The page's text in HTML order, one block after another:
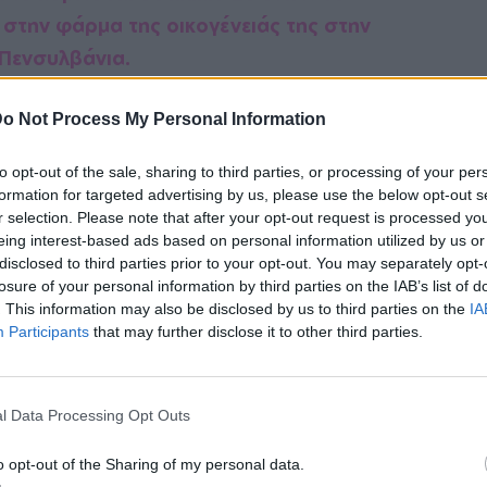
Not Process My Personal Information
opt-out of the sale, sharing to third parties, or processing of your
for targeted advertising by us, please use the below opt-out
selection. Please note that after your opt-out request is processed
interest-based ads based on personal information utilized by us
to third parties prior to your opt-out. You may separately
of your personal information by third parties on the IAB’s list of
This information may also be disclosed by us to third parties on the
Participants that may further disclose it to other third parties.
Data Processing Opt Outs
opt-out of the Sharing of my personal data.
φάρμα της οικογένειάς της στην
Πενσυλβάνια.
της βρισκόταν σε μια από τις πιο
σε fashion weeks και συνεργασίες,
μου όσο έκανα πασαρέλα στο Fashion
αλλά έκανα πως δεν συμβαίνει τίποτα
της στο i-D.
με μια φανταστική φωτογράφηση που